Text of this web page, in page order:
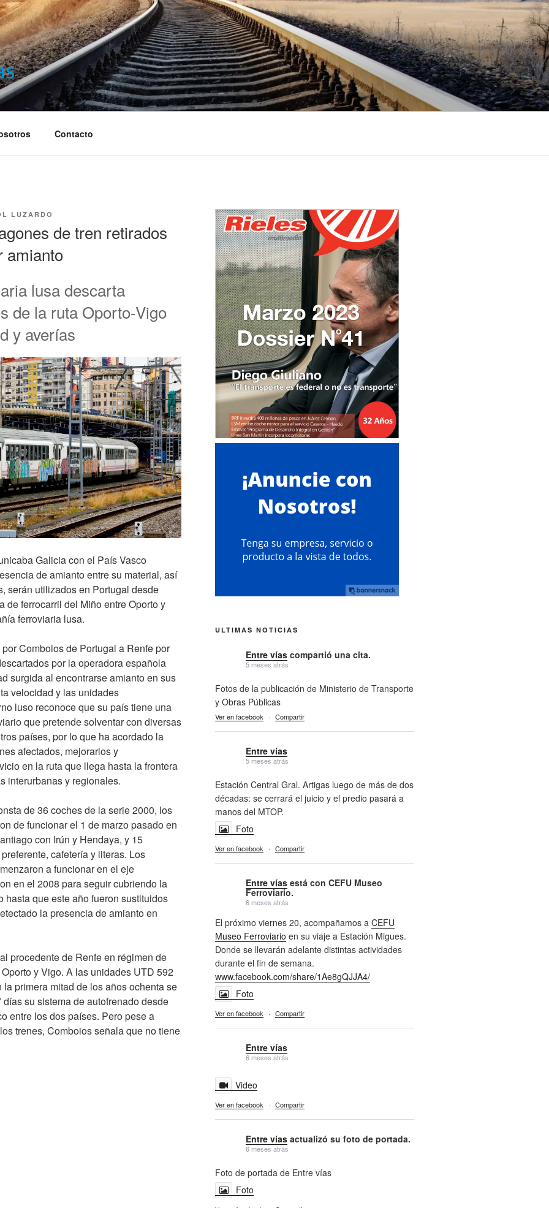
Contacto
LUZARDO
de tren retirados
amianto
lusa descarta
de la ruta Oporto-Vigo
y averías
Galicia con el País Vasco
de amianto entre su material, así
serán utilizados en Portugal desde
de ferrocarril del Miño entre Oporto y
ferroviaria lusa.
Comboios de Portugal a Renfe por
por la operadora española
surgida al encontrarse amianto en sus
velocidad y las unidades
luso reconoce que su país tiene una
que pretende solventar con diversas
países, por lo que ha acordado la
afectados, mejorarlos y
en la ruta que llega hasta la frontera
interurbanas y regionales.
de 36 coches de la serie 2000, los
de funcionar el 1 de marzo pasado en
con Irún y Hendaya, y 15
cafetería y literas. Los
a funcionar en el eje
en el 2008 para seguir cubriendo la
hasta que este año fueron sustituidos
la presencia de amianto en
procedente de Renfe en régimen de
y Vigo. A las unidades UTD 592
primera mitad de los años ochenta se
su sistema de autofrenado desde
entre los dos países. Pero pese a
trenes, Comboios señala que no tiene
ULTIMAS NOTICIAS
Entre vías compartió una cita.
5 meses atrás
Fotos de la publicación de Ministerio de Transporte
y Obras Públicas
Ver en facebook · Compartir
Entre vías
5 meses atrás
Estación Central Gral. Artigas luego de más de dos
décadas: se cerrará el juicio y el predio pasará a
manos del MTOP.
Foto
Ver en facebook · Compartir
Entre vías está con CEFU Museo
Ferroviario.
6 meses atrás
El próximo viernes 20, acompañamos a CEFU
Museo Ferroviario en su viaje a Estación Migues.
Donde se llevarán adelante distintas actividades
durante el fin de semana.
www.facebook.com/share/1Ae8gQJJA4/
Foto
Ver en facebook · Compartir
Entre vías
6 meses atrás
Video
Ver en facebook · Compartir
Entre vías actualizó su foto de portada.
6 meses atrás
Foto de portada de Entre vías
Foto